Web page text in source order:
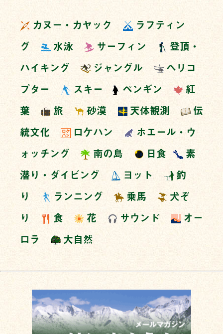
カヌー・カヤック
ラフティン
グ
水泳 サーフィン
登頂・
ハイキング
ジャングル
ヘリコ
プター
スキー ペンギン
紅
葉
旅 砂漠 天体観測
伝
統文化
ロケハン
ホエール・ウ
ォッチング
南の島 日食
素
潜り・ダイビング
ヨット
釣
り
ランニング 乗馬
犬ぞ
り
食 花 サウンド
オー
ロラ
大自然